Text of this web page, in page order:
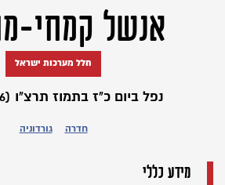
אנשל קמחי-
חלל מערכות ישראל
נפל ביום כ"ז בתמוז תרצ"ו (17/07/1936)
חדרה גורדוניה
מידע כללי